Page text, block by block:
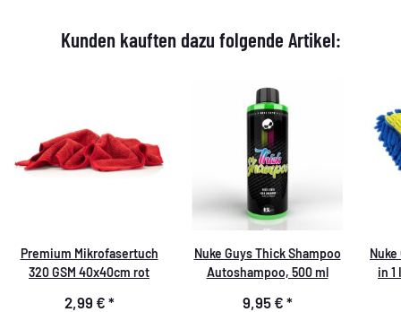
Kunden kauften dazu folgende Artikel:
Premium Mikrofasertuch
320 GSM 40x40cm rot
2,99 € *
Nuke Guys Thick Shampoo
Autoshampoo, 500 ml
9,95 € *
in 1